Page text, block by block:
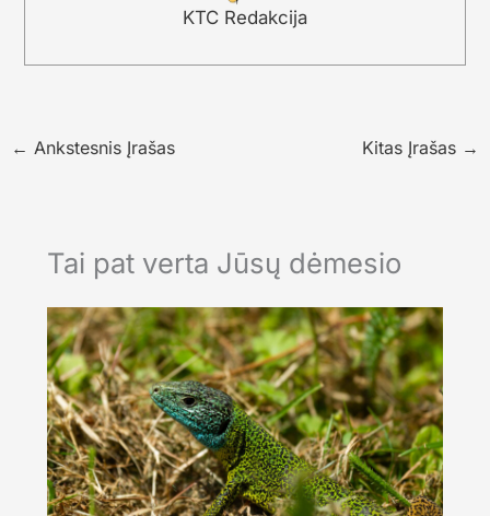
KTC Redakcija
← Ankstesnis Įrašas Kitas Įrašas →
Tai pat verta Jūsų dėmesio